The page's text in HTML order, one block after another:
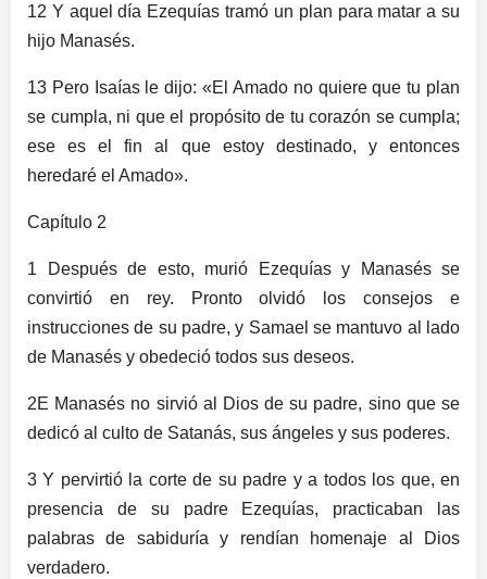
12 Y aquel día Ezequías tramó un plan para matar a su
hijo Manasés.
13 Pero Isaías le dijo: «El Amado no quiere que tu plan
se cumpla, ni que el propósito de tu corazón se cumpla;
ese es el fin al que estoy destinado, y entonces
heredaré el Amado».
Capítulo 2
1 Después de esto, murió Ezequías y Manasés se
convirtió en rey. Pronto olvidó los consejos e
instrucciones de su padre, y Samael se mantuvo al lado
de Manasés y obedeció todos sus deseos.
2E Manasés no sirvió al Dios de su padre, sino que se
dedicó al culto de Satanás, sus ángeles y sus poderes.
3 Y pervirtió la corte de su padre y a todos los que, en
presencia de su padre Ezequías, practicaban las
palabras de sabiduría y rendían homenaje al Dios
verdadero.